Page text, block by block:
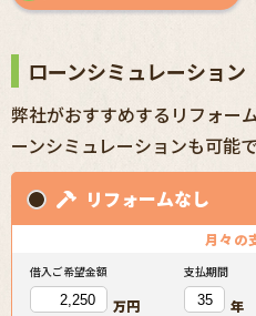
ローンシミュレーション
弊社がおすすめするリフォー
ーンシミュレーションも可能
リフォームなし
月々の
借入ご希望金額
万円
支払期間
年